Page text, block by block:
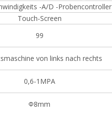
-A/D -Probencontroller
Touch-Screen
99
von links nach rechts
0,6-1MPA
Φ8mm